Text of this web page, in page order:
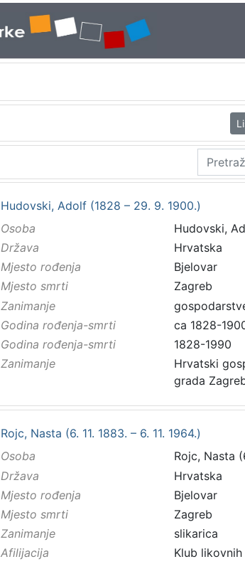
Hudovski, Adolf (1828 – 29. 9. 1900.)
Osoba
Hudovski,
Država
Hrvatska
Mjesto rođenja
Bjelovar
Mjesto smrti
Zagreb
Zanimanje
Godina rođenja-smrti
ca 1828-
Godina rođenja-smrti
1828-1990
Zanimanje
Hrvatski
grada
Rojc, Nasta (6. 11. 1883. – 6. 11. 1964.)
Osoba
Rojc, Nasta
Država
Hrvatska
Mjesto rođenja
Bjelovar
Mjesto smrti
Zagreb
Zanimanje
slikarica
Afilijacija
Klub